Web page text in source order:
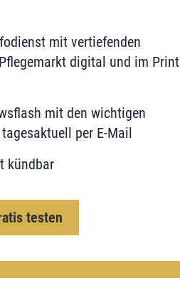
mit vertiefenden
digital und im Print
mit den wichtigen
per E-Mail
kündbar
testen